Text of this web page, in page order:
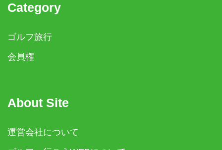
Category
ゴルフ旅行
会員権
About Site
運営会社について